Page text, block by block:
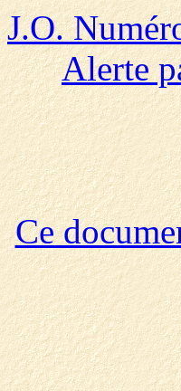
J.O.
Alerte
Ce